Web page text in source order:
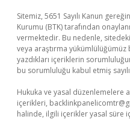
Sitemiz, 5651 Sayılı Kanun
Kurumu (BTK) tarafından
vermektedir. Bu nedenle,
veya araştırma
yazdıkları içeriklerin
bu sorumluluğu kabul etmiş
Hukuka ve yasal düzenlemelere
içerikleri,
halinde, ilgili içerikler yasal süre